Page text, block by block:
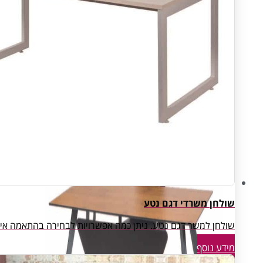
Open Space
שולחן משרדי דגם נטע
שולחן למשר דגם נטע. ניתן כמה אפשרויות לבחירה בהתאמה
מידע נוסף